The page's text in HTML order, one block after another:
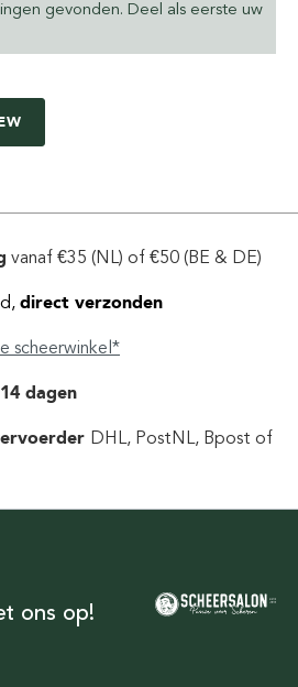
gevonden. Deel als eerste uw
vanaf €35 (NL) of €50 (BE & DE)
direct verzonden
scheerwinkel*
14 dagen
DHL, PostNL, Bpost of
ons op!